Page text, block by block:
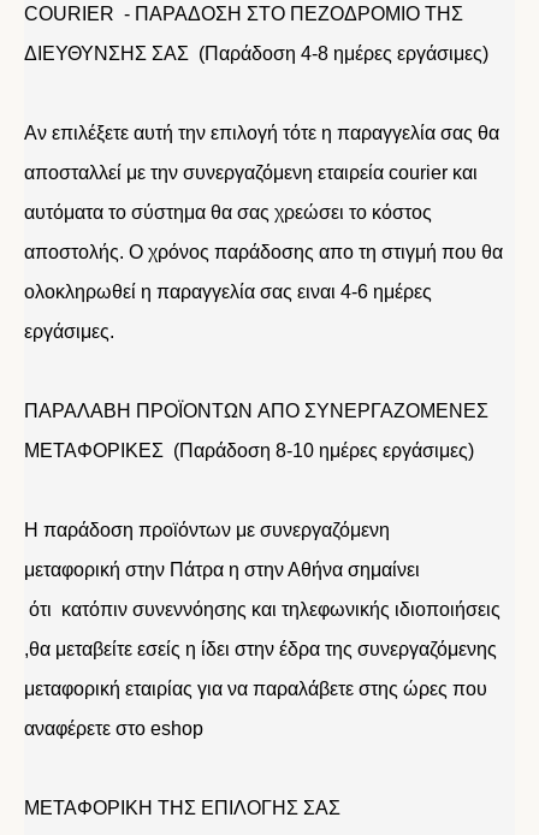
COURIER - ΠΑΡΑΔΟΣΗ ΣΤΟ ΠΕΖΟΔΡΟΜΙΟ ΤΗΣ
ΔΙΕΥΘΥΝΣΗΣ ΣΑΣ (Παράδοση 4-8 ημέρες εργάσιμες)
Αν επιλέξετε αυτή την επιλογή τότε η παραγγελία σας θα
αποσταλλεί με την συνεργαζόμενη εταιρεία courier και
αυτόματα το σύστημα θα σας χρεώσει το κόστος
αποστολής. Ο χρόνος παράδοσης απο τη στιγμή που θα
ολοκληρωθεί η παραγγελία σας ειναι 4-6 ημέρες
εργάσιμες.
ΠΑΡΑΛΑΒΗ ΠΡΟΪΟΝΤΩΝ ΑΠΟ ΣΥΝΕΡΓΑΖΟΜΕΝΕΣ
ΜΕΤΑΦΟΡΙΚΕΣ (Παράδοση 8-10 ημέρες εργάσιμες)
Η παράδοση προϊόντων με συνεργαζόμενη
μεταφορική στην Πάτρα η στην Αθήνα σημαίνει
ότι κατόπιν συνεννόησης και τηλεφωνικής ιδιοποιήσεις
,θα μεταβείτε εσείς η ίδει στην έδρα της συνεργαζόμενης
μεταφορική εταιρίας για να παραλάβετε στης ώρες που
αναφέρετε στο eshop
ΜΕΤΑΦΟΡΙΚΗ ΤΗΣ ΕΠΙΛΟΓΗΣ ΣΑΣ